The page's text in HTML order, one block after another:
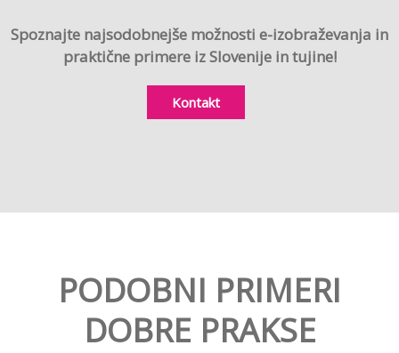
Spoznajte najsodobnejše možnosti e-izobraževanja in
praktične primere iz Slovenije in tujine!
Kontakt
PODOBNI PRIMERI
DOBRE PRAKSE